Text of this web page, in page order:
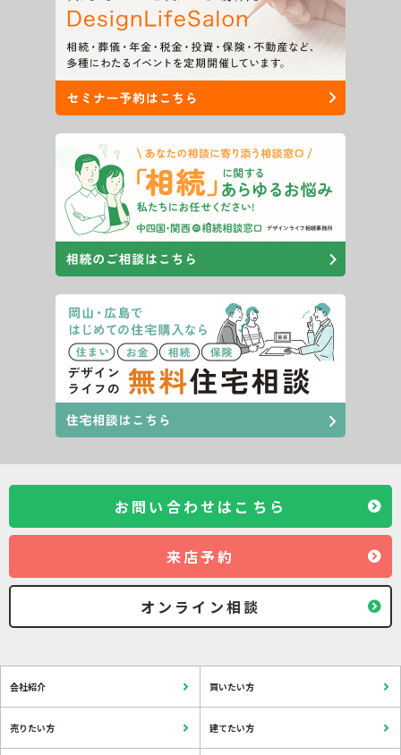
お問い合わせはこちら
来店予約
オンライン相談
会社紹介 買いたい方
売りたい方 建てたい方